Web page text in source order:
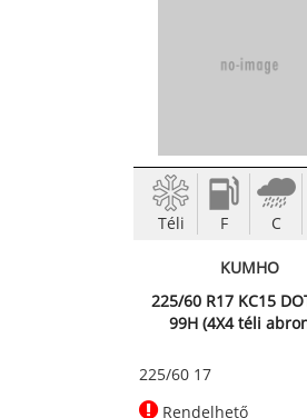
Téli F C
KUMHO
225/60 R17 KC15
99H (4X4 téli
225/60 17
Rendelhető